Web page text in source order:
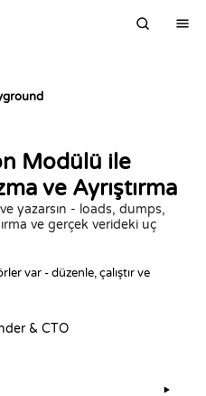
Modülü ile
ve Ayrıştırma
yazarsın - loads, dumps,
ve gerçek verideki uç
var - düzenle, çalıştır ve
& CTO
▶